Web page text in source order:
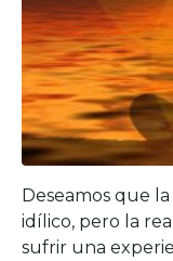
Deseamos que
idílico, pero la
sufrir una